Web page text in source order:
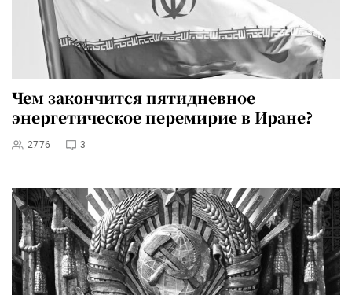
Чем закончится пятидневное
энергетическое перемирие в Иране?
2776 3